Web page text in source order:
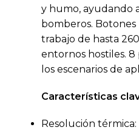
y humo, ayudando
bomberos.
trabajo de hasta
entornos hostiles. 8
los escenarios de
Características
Resolución térmica: